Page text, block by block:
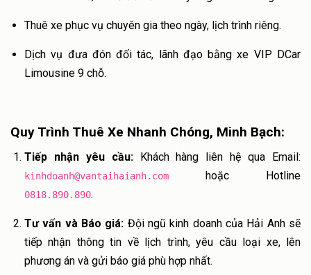
Thuê xe phục vụ chuyên gia theo ngày, lịch trình riêng.
Dịch vụ đưa đón đối tác, lãnh đạo bằng xe VIP DCar
Limousine 9 chỗ.
Quy Trình Thuê Xe Nhanh Chóng, Minh Bạch:
Tiếp nhận yêu cầu:Khách hàng liên hệ qua Email:
kinhdoanh@vantaihaianh.com hoặc Hotline
0818.890.890.
Tư vấn và Báo giá: Đội ngũ kinh doanh của Hải Anh sẽ
tiếp nhận thông tin về lịch trình, yêu cầu loại xe, lên
phương án và gửi báo giá phù hợp nhất.